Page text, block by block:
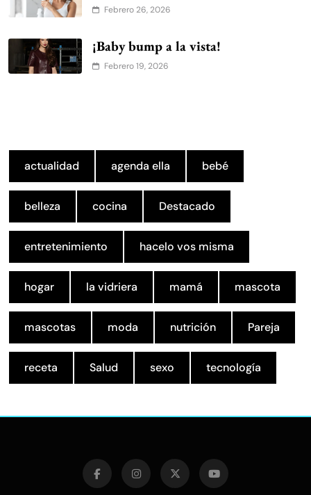
Febrero 26, 2026
¡Baby bump a la vista!
Febrero 19, 2026
actualidad agenda ella bebé
belleza cocina Destacado
entretenimiento hacelo vos misma
hogar la vidriera mamá mascota
mascotas moda nutrición Pareja
receta Salud sexo tecnología